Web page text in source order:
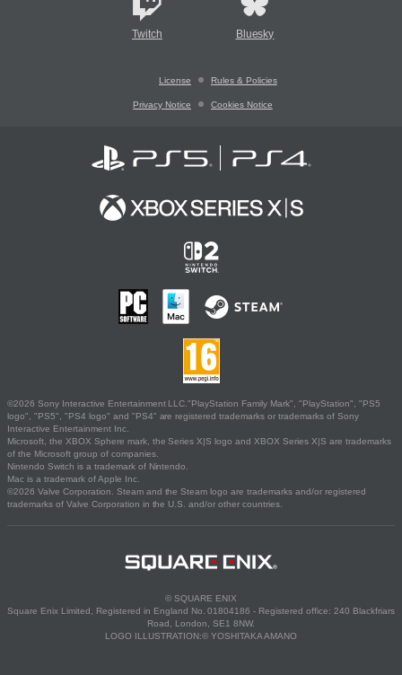
Twitch Bluesky
License Rules & Policies
Privacy Notice Cookies Notice
©2026 Sony Interactive Entertainment LLC."PlayStation Family Mark", "PlayStation", "PS5
logo", "PS5", "PS4 logo" and "PS4" are registered trademarks or trademarks of Sony
Interactive Entertainment Inc.
Microsoft, the XBOX Sphere mark, the Series X|S logo and XBOX Series X|S are trademarks
of the Microsoft group of companies.
Nintendo Switch is a trademark of Nintendo.
Mac is a trademark of Apple Inc.
©2026 Valve Corporation. Steam and the Steam logo are trademarks and/or registered
trademarks of Valve Corporation in the U.S. and/or other countries.
© SQUARE ENIX
Square Enix Limited, Registered in England No. 01804186 - Registered office: 240 Blackfriars
Road, London, SE1 8NW.
LOGO ILLUSTRATION:© YOSHITAKA AMANO